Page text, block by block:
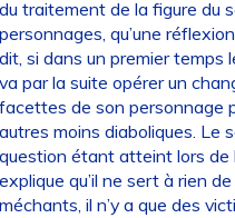
traitement de la figure du
qu’une
si dans un premier temps
par la suite opérer un
de son personnage
moins diaboliques. Le
étant atteint lors de
qu’il ne sert à rien
il n’y a que des